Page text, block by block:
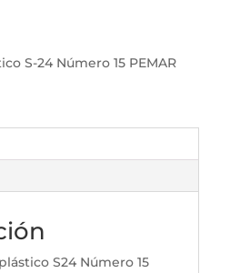
S-24 Número 15 PEMAR
S24 Número 15